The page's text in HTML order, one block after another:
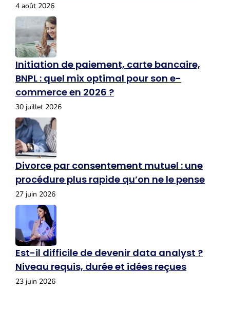
4 août 2026
Initiation de paiement, carte bancaire,
BNPL : quel mix optimal pour son e-
commerce en 2026 ?
30 juillet 2026
Divorce par consentement mutuel : une
procédure plus rapide qu’on ne le pense
27 juin 2026
Est-il difficile de devenir data analyst ?
Niveau requis, durée et idées reçues
23 juin 2026